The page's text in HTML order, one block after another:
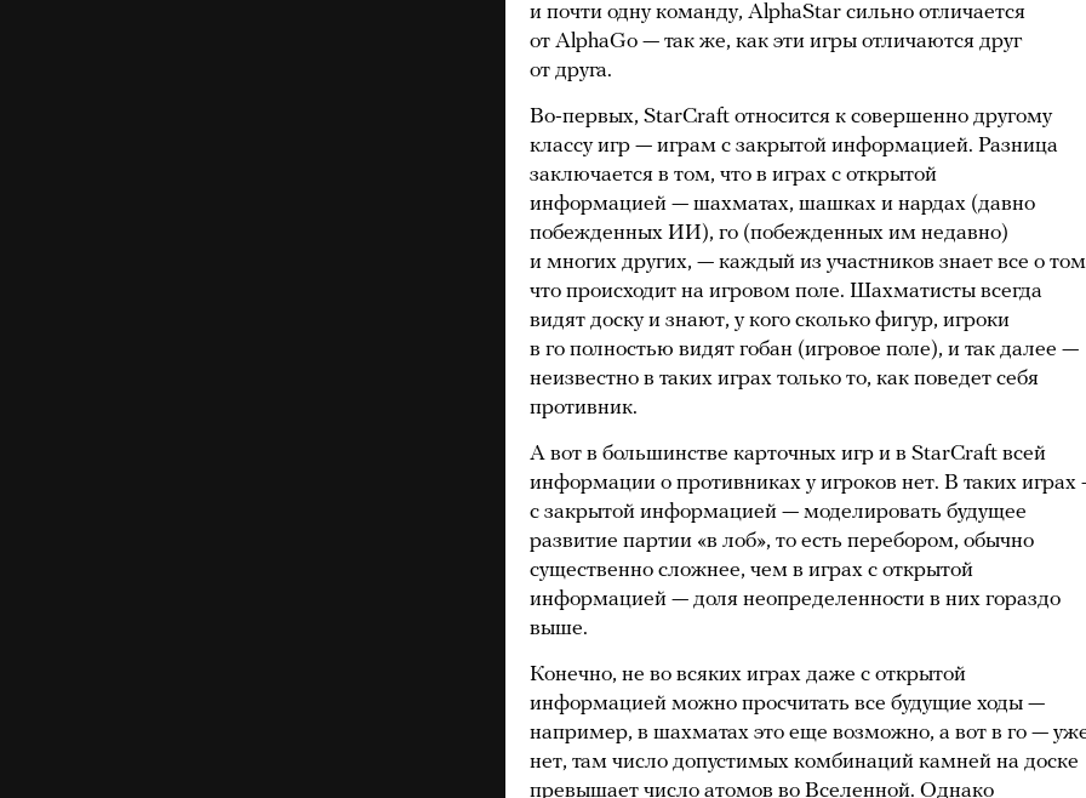
и почти одну команду, AlphaStar сильно отличается
от AlphaGo — так же, как эти игры отличаются друг
от друга.
Во-первых, StarCraft относится к совершенно другому
классу игр — играм с закрытой информацией. Разница
заключается в том, что в играх с открытой
информацией — шахматах, шашках и нардах (давно
побежденных ИИ), го (побежденных им недавно)
и многих других, — каждый из участников знает все о
что происходит на игровом поле. Шахматисты всегда
видят доску и знают, у кого сколько фигур, игроки
в го полностью видят гобан (игровое поле), и так далее —
неизвестно в таких играх только то, как поведет себя
противник.
А вот в большинстве карточных игр и в StarCraft всей
информации о противниках у игроков нет. В таких играх
с закрытой информацией — моделировать будущее
развитие партии «в лоб», то есть перебором, обычно
существенно сложнее, чем в играх с открытой
информацией — доля неопределенности в них гораздо
выше.
Конечно, не во всяких играх даже с открытой
информацией можно просчитать все будущие ходы —
например, в шахматах это еще возможно, а вот в го —
нет, там число допустимых комбинаций камней на доске
превышает число атомов во Вселенной. Однако